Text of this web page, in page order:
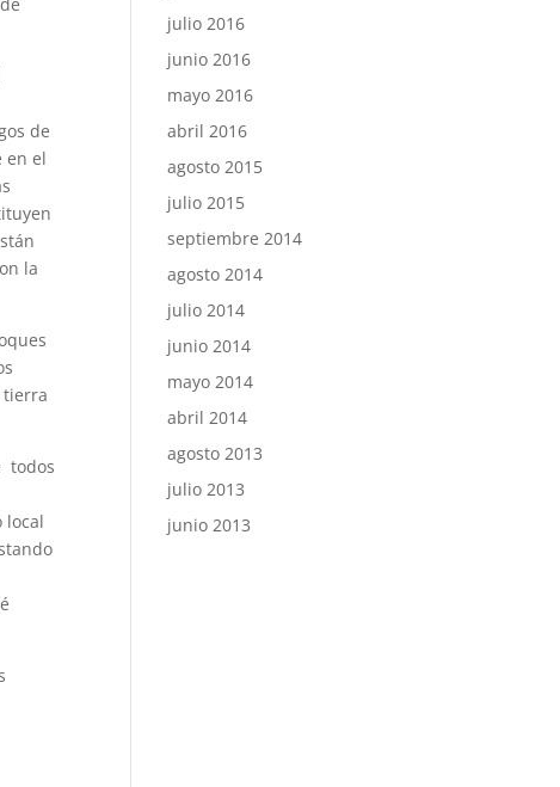
de
en el
la
tierra
todos
local
julio 2016
junio 2016
mayo 2016
abril 2016
agosto 2015
julio 2015
septiembre 2014
agosto 2014
julio 2014
junio 2014
mayo 2014
abril 2014
agosto 2013
julio 2013
junio 2013